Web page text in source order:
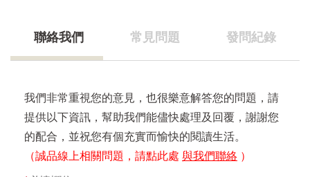
聯絡我們 常見問題 發問紀錄
我們非常重視您的意見，也很樂意解答您的問題，請
提供以下資訊，幫助我們能儘快處理及回覆，謝謝您
的配合，並祝您有個充實而愉快的閱讀生活。
（誠品線上相關問題，請點此處 與我們聯絡 ）